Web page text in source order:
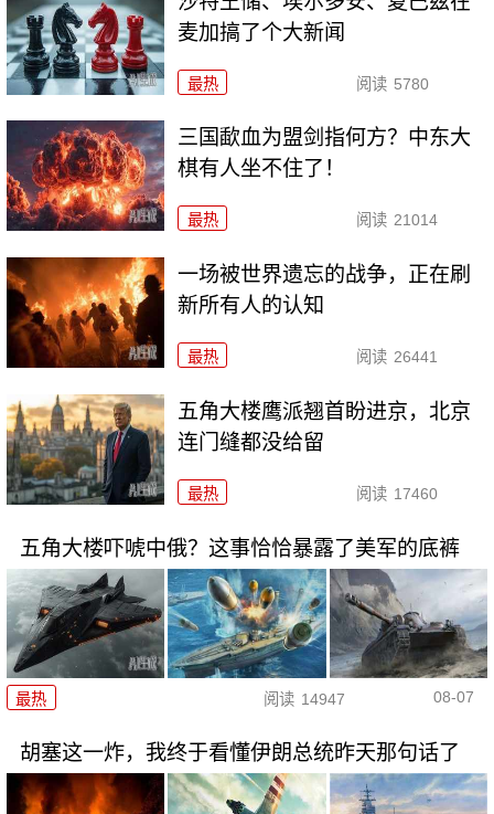
麦加搞了个大新闻
最热 阅读 5780
三国歃血为盟剑指何方？中东大
棋有人坐不住了！
最热 阅读 21014
一场被世界遗忘的战争，正在刷
新所有人的认知
最热 阅读 26441
五角大楼鹰派翘首盼进京，北京
连门缝都没给留
最热 阅读 17460
五角大楼吓唬中俄？这事恰恰暴露了美军的底裤
最热 阅读 14947 08-07
胡塞这一炸，我终于看懂伊朗总统昨天那句话了